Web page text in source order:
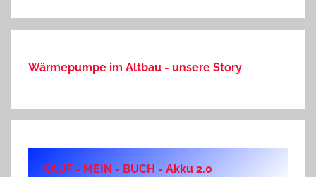
Wärmepumpe im Altbau - unsere Story
KAUF - MEIN - BUCH - Akku 2.0